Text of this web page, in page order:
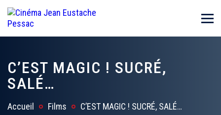
C’EST MAGIC ! SUCRÉ,
SALÉ…
Accueil Films C’EST MAGIC ! SUCRÉ, SALÉ…